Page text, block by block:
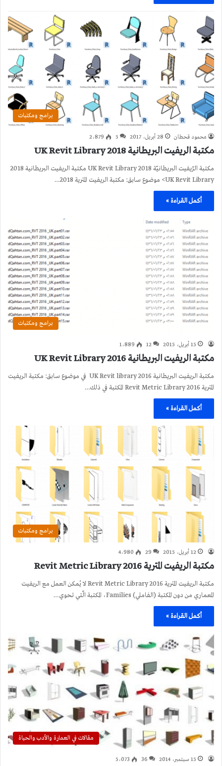
برامج ومكتبات
محمود قحطان 28 أبريل، 2017 5 2٬879
مكتبة الريفيت البريطانية 2018 UK Revit Library
مكتبة الرّيفيت البريطانيّة 2018 UK Revit Library مكتبة الريفيت البريطانية 2018
UK Revit Library> موضوع سابق: مكتبة الريفيت المترية 2018…
أكمل القراءة »
برامج ومكتبات
15 أبريل، 2015 12 1٬889
مكتبة الريفيت البريطانية 2016 UK Revit Library
مكتبة الريفيت البريطانية 2016 UK Revit library في موضوع سابق: مكتبة الريفيت
المترية 2016 Revit Metric Library المكتبة في ذلك…
أكمل القراءة »
برامج ومكتبات
12 أبريل، 2015 29 4٬980
مكتبة الريفيت المترية 2016 Revit Metric Library
مكتبة الريفيت المترية 2016 Revit Metric Library لا يُمكن العمل مع الريفيت
المعماري من دون المكتبة (الفاملي) Families، المكتبة الّتي تحوي…
أكمل القراءة »
مقالات في العمارة والأدب والحياة
15 سبتمبر، 2014 36 5٬073